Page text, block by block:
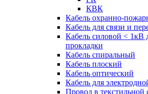
КВК
Кабель охранно-
Кабель для связи и
Кабель силовой < 1кВ
прокладки
Кабель спиральный
Кабель плоский
Кабель оптический
Кабель для
Провод в текстильной